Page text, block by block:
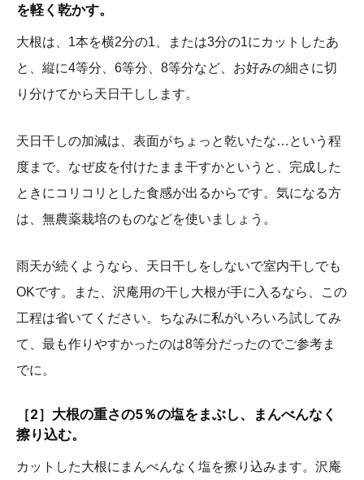
を軽く乾かす。
大根は、1本を横2分の1、または3分の1にカットしたあ
と、縦に4等分、6等分、8等分など、お好みの細さに切
り分けてから天日干しします。
天日干しの加減は、表面がちょっと乾いたな…という程
度まで。なぜ皮を付けたまま干すかというと、完成した
ときにコリコリとした食感が出るからです。気になる方
は、無農薬栽培のものなどを使いましょう。
雨天が続くようなら、天日干しをしないで室内干しでも
OKです。また、沢庵用の干し大根が手に入るなら、この
工程は省いてください。ちなみに私がいろいろ試してみ
て、最も作りやすかったのは8等分だったのでご参考ま
でに。
［2］ 大根の重さの5％の塩をまぶし、まんべんなく
擦り込む。
カットした大根にまんべんなく塩を擦り込みます。沢庵